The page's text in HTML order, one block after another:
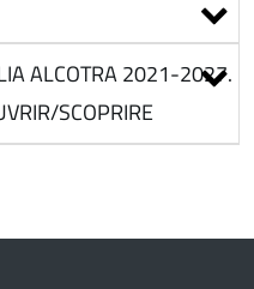
ALCOTRA 2021-2027.
SCOPRIRE